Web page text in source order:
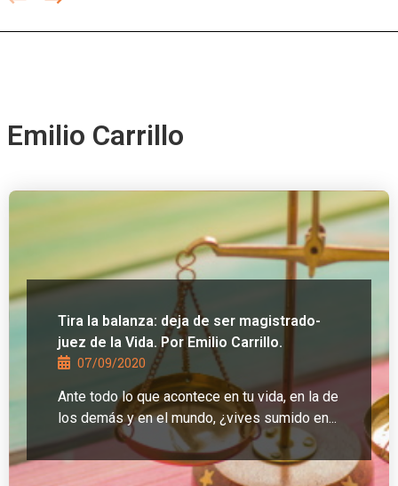
Emilio Carrillo
Tira la balanza: deja de ser magistrado-
juez de la Vida. Por Emilio Carrillo.
07/09/2020
Ante todo lo que acontece en tu vida, en la de
los demás y en el mundo, ¿vives sumido en...